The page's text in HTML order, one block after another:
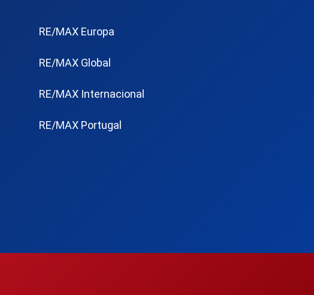
RE/MAX Europa
RE/MAX Global
RE/MAX Internacional
RE/MAX Portugal